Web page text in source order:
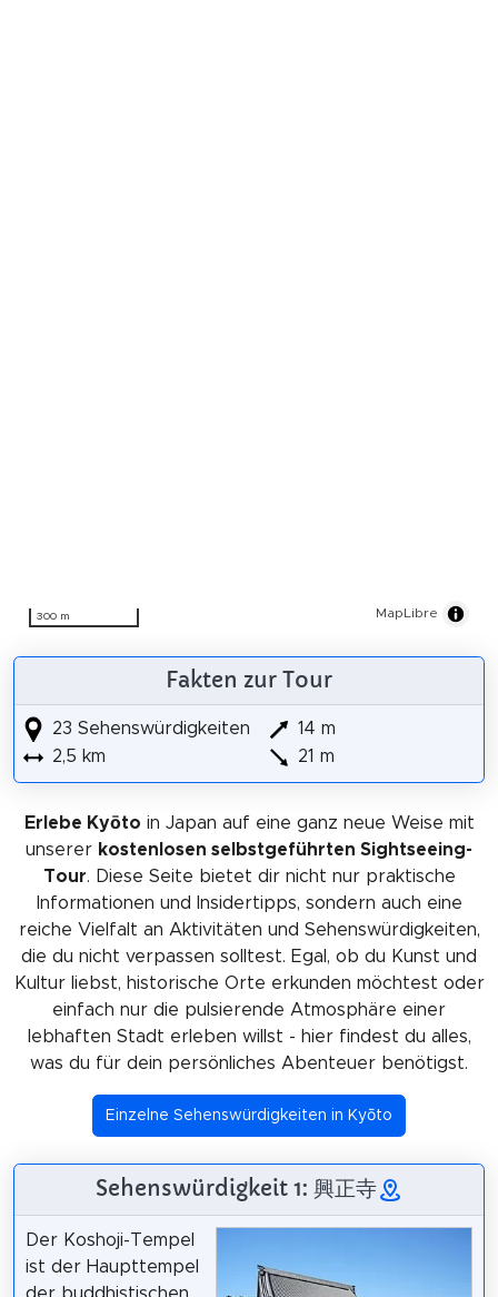
300 m MapLibre
Fakten zur Tour
23 Sehenswürdigkeiten
2,5 km
14 m
21 m
Erlebe Kyōto in Japan auf eine ganz neue Weise mit
unserer kostenlosen selbstgeführten Sightseeing-
Tour. Diese Seite bietet dir nicht nur praktische
Informationen und Insidertipps, sondern auch eine
reiche Vielfalt an Aktivitäten und Sehenswürdigkeiten,
die du nicht verpassen solltest. Egal, ob du Kunst und
Kultur liebst, historische Orte erkunden möchtest oder
einfach nur die pulsierende Atmosphäre einer
lebhaften Stadt erleben willst - hier findest du alles,
was du für dein persönliches Abenteuer benötigst.
Einzelne Sehenswürdigkeiten in Kyōto
Sehenswürdigkeit 1: 興正寺
Der Koshoji-Tempel
ist der Haupttempel
der buddhistischen